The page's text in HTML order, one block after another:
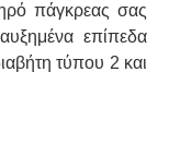
πάγκρεας σας
επίπεδα
τύπου 2 και